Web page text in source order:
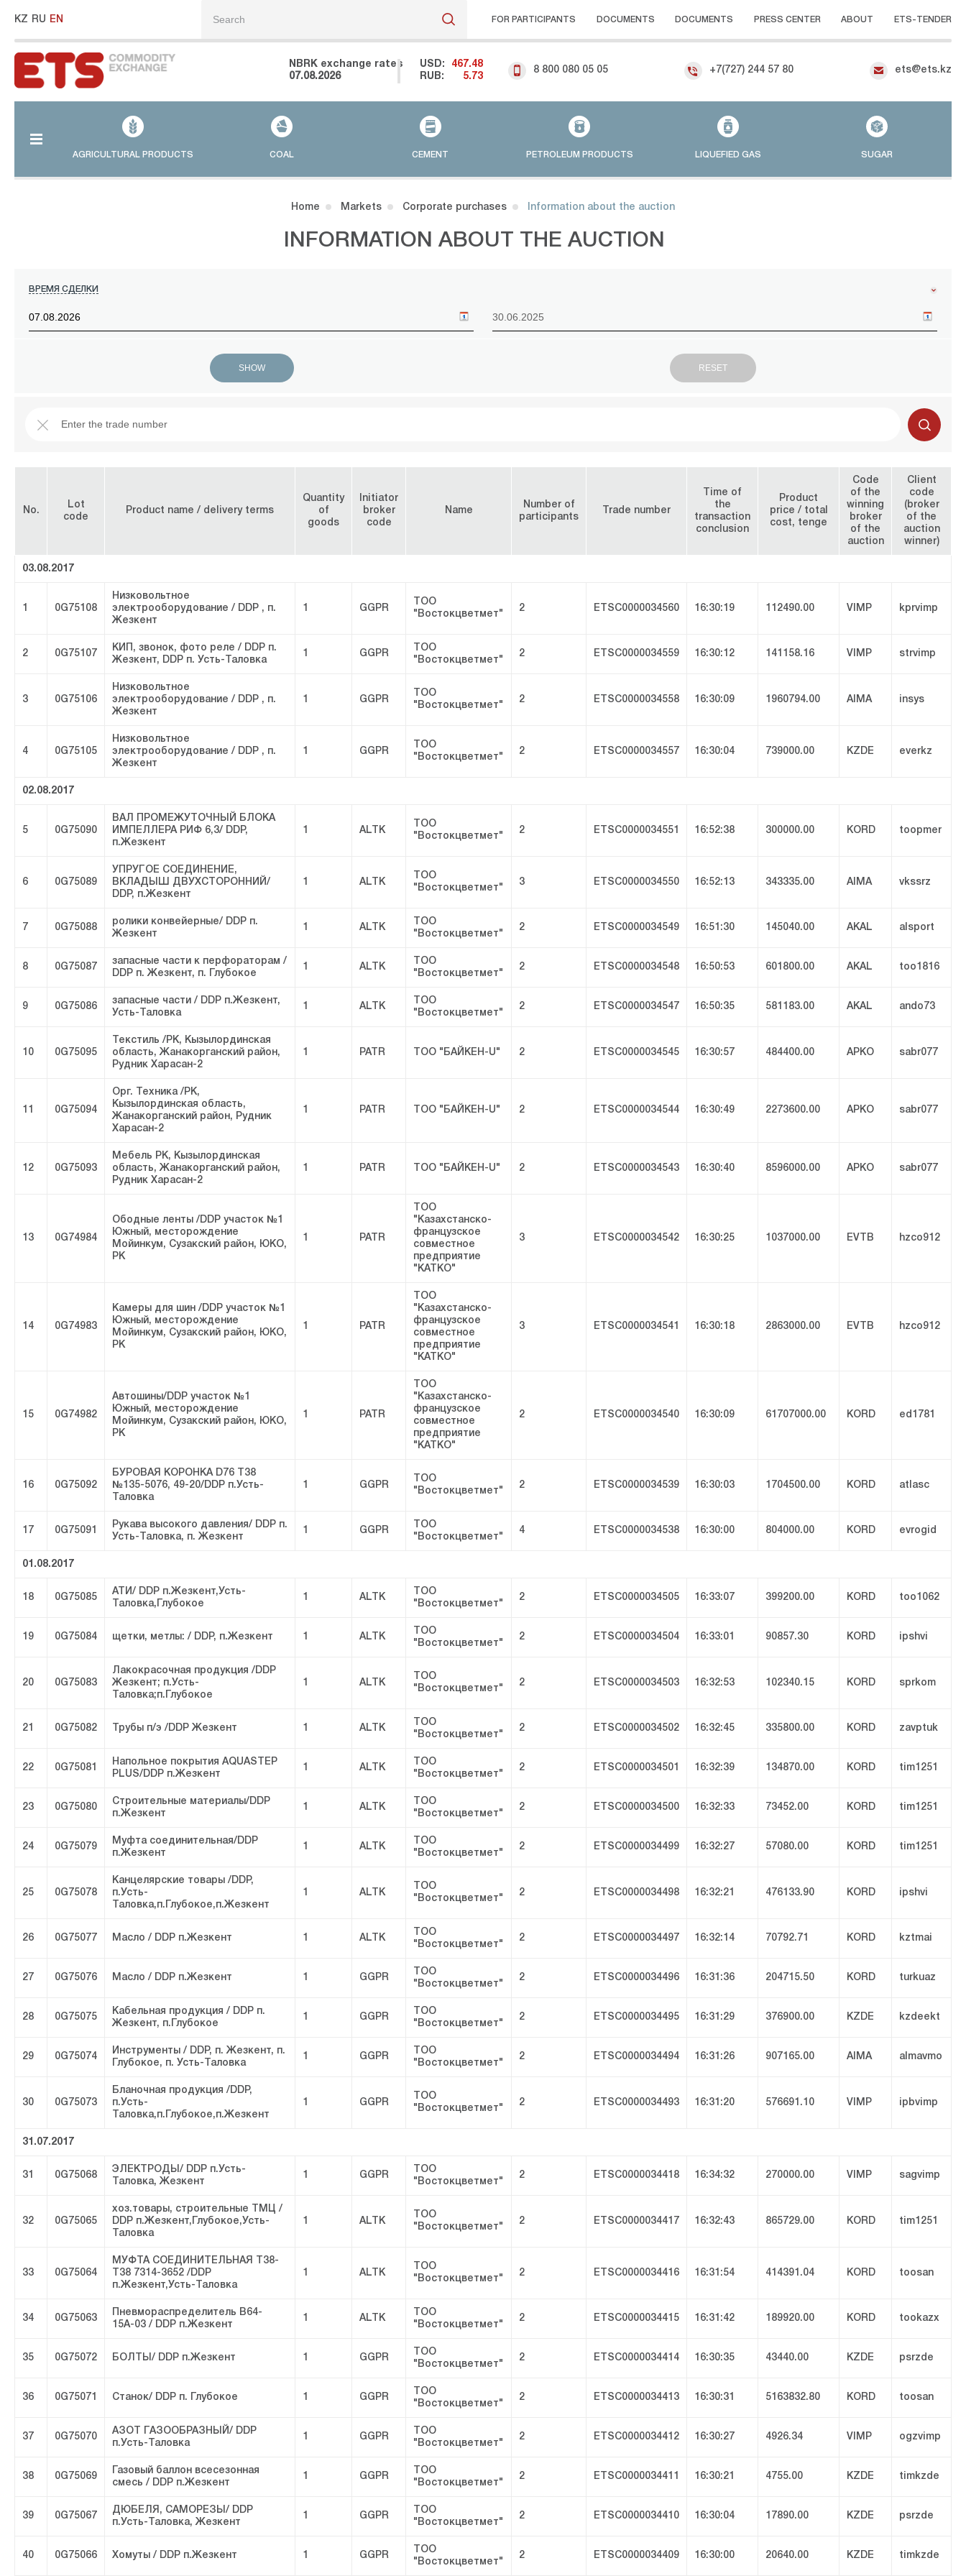
KZ RU EN FOR PARTICIPANTS DOCUMENTS DOCUMENTS PRESS CENTER ABOUT ETS-TENDER
NBRK exchange rates
07.08.2026
USD:
467.48
RUB:
5.73
8 800 080 05 05 +7(727) 244 57 80 ets@ets.kz
AGRICULTURAL PRODUCTS COAL CEMENT PETROLEUM PRODUCTS LIQUEFIED GAS SUGAR
Home Markets Corporate purchases Information about the auction
INFORMATION ABOUT THE AUCTION
ВРЕМЯ СДЕЛКИ
No.
Lot
code
Product name / delivery terms
Quantity
of
goods
Initiator
broker
code
Name
Number of
participants
Trade number
Time of
the
transaction
conclusion
Product
price / total
cost, tenge
Code
of the
winning
broker
of the
auction
Client
code
(broker
of the
auction
winner)
03.08.2017
1 0G75108
Низковольтное
электрооборудование / DDP , п.
Жезкент
1 GGPR
ТОО
"Востокцветмет"
2 ETSC0000034560 16:30:19 112490.00 VIMP kprvimp
2 0G75107
КИП, звонок, фото реле / DDP п.
Жезкент, DDP п. Усть-Таловка
1 GGPR
ТОО
"Востокцветмет"
2 ETSC0000034559 16:30:12 141158.16 VIMP strvimp
3 0G75106
Низковольтное
электрооборудование / DDP , п.
Жезкент
1 GGPR
ТОО
"Востокцветмет"
2 ETSC0000034558 16:30:09 1960794.00 AIMA insys
4 0G75105
Низковольтное
электрооборудование / DDP , п.
Жезкент
1 GGPR
ТОО
"Востокцветмет"
2 ETSC0000034557 16:30:04 739000.00 KZDE everkz
02.08.2017
5 0G75090
ВАЛ ПРОМЕЖУТОЧНЫЙ БЛОКА
ИМПЕЛЛЕРА РИФ 6,3/ DDP,
п.Жезкент
1 ALTK
ТОО
"Востокцветмет"
2 ETSC0000034551 16:52:38 300000.00 KORD toopmer
6 0G75089
УПРУГОЕ СОЕДИНЕНИЕ,
ВКЛАДЫШ ДВУХСТОРОННИЙ/
DDP, п.Жезкент
1 ALTK
ТОО
"Востокцветмет"
3 ETSC0000034550 16:52:13 343335.00 AIMA vkssrz
7 0G75088
ролики конвейерные/ DDP п.
Жезкент
1 ALTK
ТОО
"Востокцветмет"
2 ETSC0000034549 16:51:30 145040.00 AKAL alsport
8 0G75087
запасные части к перфораторам /
DDP п. Жезкент, п. Глубокое
1 ALTK
ТОО
"Востокцветмет"
2 ETSC0000034548 16:50:53 601800.00 AKAL too1816
9 0G75086
запасные части / DDP п.Жезкент,
Усть-Таловка
1 ALTK
ТОО
"Востокцветмет"
2 ETSC0000034547 16:50:35 581183.00 AKAL ando73
10 0G75095
Текстиль /РК, Кызылординская
область, Жанакорганский район,
Рудник Харасан-2
1 PATR ТОО "БАЙКЕН-U" 2 ETSC0000034545 16:30:57 484400.00 APKO sabr077
11 0G75094
Орг. Техника /РК,
Кызылординская область,
Жанакорганский район, Рудник
Харасан-2
1 PATR ТОО "БАЙКЕН-U" 2 ETSC0000034544 16:30:49 2273600.00 APKO sabr077
12 0G75093
Мебель РК, Кызылординская
область, Жанакорганский район,
Рудник Харасан-2
1 PATR ТОО "БАЙКЕН-U" 2 ETSC0000034543 16:30:40 8596000.00 APKO sabr077
13 0G74984
Ободные ленты /DDP участок №1
Южный, месторождение
Мойинкум, Сузакский район, ЮКО,
РК
1 PATR
ТОО
"Казахстанско-
французское
совместное
предприятие
"КАТКО"
3 ETSC0000034542 16:30:25 1037000.00 EVTB hzco912
14 0G74983
Камеры для шин /DDP участок №1
Южный, месторождение
Мойинкум, Сузакский район, ЮКО,
РК
1 PATR
ТОО
"Казахстанско-
французское
совместное
предприятие
"КАТКО"
3 ETSC0000034541 16:30:18 2863000.00 EVTB hzco912
15 0G74982
Автошины/DDP участок №1
Южный, месторождение
Мойинкум, Сузакский район, ЮКО,
РК
1 PATR
ТОО
"Казахстанско-
французское
совместное
предприятие
"КАТКО"
2 ETSC0000034540 16:30:09 61707000.00 KORD ed1781
16 0G75092
БУРОВАЯ КОРОНКА D76 Т38
№135-5076, 49-20/DDP п.Усть-
Таловка
1 GGPR
ТОО
"Востокцветмет"
2 ETSC0000034539 16:30:03 1704500.00 KORD atlasc
17 0G75091
Рукава высокого давления/ DDP п.
Усть-Таловка, п. Жезкент
1 GGPR
ТОО
"Востокцветмет"
4 ETSC0000034538 16:30:00 804000.00 KORD evrogid
01.08.2017
18 0G75085
АТИ/ DDP п.Жезкент,Усть-
Таловка,Глубокое
1 ALTK
ТОО
"Востокцветмет"
2 ETSC0000034505 16:33:07 399200.00 KORD too1062
19 0G75084 щетки, метлы: / DDP, п.Жезкент 1 ALTK
ТОО
"Востокцветмет"
2 ETSC0000034504 16:33:01 90857.30 KORD ipshvi
20 0G75083
Лакокрасочная продукция /DDP
Жезкент; п.Усть-
Таловка;п.Глубокое
1 ALTK
ТОО
"Востокцветмет"
2 ETSC0000034503 16:32:53 102340.15 KORD sprkom
21 0G75082 Трубы п/э /DDP Жезкент 1 ALTK
ТОО
"Востокцветмет"
2 ETSC0000034502 16:32:45 335800.00 KORD zavptuk
22 0G75081
Напольное покрытия AQUASTEP
PLUS/DDP п.Жезкент
1 ALTK
ТОО
"Востокцветмет"
2 ETSC0000034501 16:32:39 134870.00 KORD tim1251
23 0G75080
Строительные материалы/DDP
п.Жезкент
1 ALTK
ТОО
"Востокцветмет"
2 ETSC0000034500 16:32:33 73452.00 KORD tim1251
24 0G75079
Муфта соединительная/DDP
п.Жезкент
1 ALTK
ТОО
"Востокцветмет"
2 ETSC0000034499 16:32:27 57080.00 KORD tim1251
25 0G75078
Канцелярские товары /DDP,
п.Усть-
Таловка,п.Глубокое,п.Жезкент
1 ALTK
ТОО
"Востокцветмет"
2 ETSC0000034498 16:32:21 476133.90 KORD ipshvi
26 0G75077 Масло / DDP п.Жезкент 1 ALTK
ТОО
"Востокцветмет"
2 ETSC0000034497 16:32:14 70792.71 KORD kztmai
27 0G75076 Масло / DDP п.Жезкент 1 GGPR
ТОО
"Востокцветмет"
2 ETSC0000034496 16:31:36 204715.50 KORD turkuaz
28 0G75075
Кабельная продукция / DDP п.
Жезкент, п.Глубокое
1 GGPR
ТОО
"Востокцветмет"
2 ETSC0000034495 16:31:29 376900.00 KZDE kzdeekt
29 0G75074
Инструменты / DDP, п. Жезкент, п.
Глубокое, п. Усть-Таловка
1 GGPR
ТОО
"Востокцветмет"
2 ETSC0000034494 16:31:26 907165.00 AIMA almavmo
30 0G75073
Бланочная продукция /DDP,
п.Усть-
Таловка,п.Глубокое,п.Жезкент
1 GGPR
ТОО
"Востокцветмет"
2 ETSC0000034493 16:31:20 576691.10 VIMP ipbvimp
31.07.2017
31 0G75068
ЭЛЕКТРОДЫ/ DDP п.Усть-
Таловка, Жезкент
1 GGPR
ТОО
"Востокцветмет"
2 ETSC0000034418 16:34:32 270000.00 VIMP sagvimp
32 0G75065
хоз.товары, строительные ТМЦ /
DDP п.Жезкент,Глубокое,Усть-
Таловка
1 ALTK
ТОО
"Востокцветмет"
2 ETSC0000034417 16:32:43 865729.00 KORD tim1251
33 0G75064
МУФТА СОЕДИНИТЕЛЬНАЯ Т38-
Т38 7314-3652 /DDP
п.Жезкент,Усть-Таловка
1 ALTK
ТОО
"Востокцветмет"
2 ETSC0000034416 16:31:54 414391.04 KORD toosan
34 0G75063
Пневмораспределитель В64-
15А-03 / DDP п.Жезкент
1 ALTK
ТОО
"Востокцветмет"
2 ETSC0000034415 16:31:42 189920.00 KORD tookazx
35 0G75072 БОЛТЫ/ DDP п.Жезкент 1 GGPR
ТОО
"Востокцветмет"
2 ETSC0000034414 16:30:35 43440.00 KZDE psrzde
36 0G75071 Станок/ DDP п. Глубокое 1 GGPR
ТОО
"Востокцветмет"
2 ETSC0000034413 16:30:31 5163832.80 KORD toosan
37 0G75070
АЗОТ ГАЗООБРАЗНЫЙ/ DDP
п.Усть-Таловка
1 GGPR
ТОО
"Востокцветмет"
2 ETSC0000034412 16:30:27 4926.34 VIMP ogzvimp
38 0G75069
Газовый баллон всесезонная
смесь / DDP п.Жезкент
1 GGPR
ТОО
"Востокцветмет"
2 ETSC0000034411 16:30:21 4755.00 KZDE timkzde
39 0G75067
ДЮБЕЛЯ, САМОРЕЗЫ/ DDP
п.Усть-Таловка, Жезкент
1 GGPR
ТОО
"Востокцветмет"
2 ETSC0000034410 16:30:04 17890.00 KZDE psrzde
40 0G75066 Хомуты / DDP п.Жезкент 1 GGPR
ТОО
"Востокцветмет"
2 ETSC0000034409 16:30:00 20640.00 KZDE timkzde